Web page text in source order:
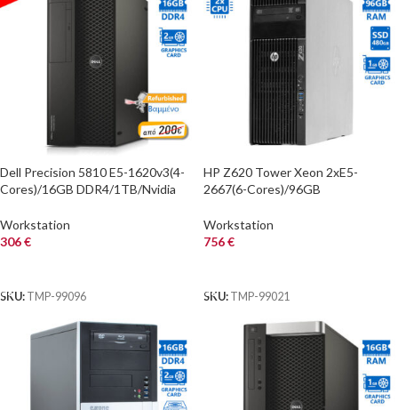
Dell Precision 5810 E5-1620v3(4-
Cores)/16GB DDR4/1TB/Nvidia
Workstation Refurbis
Workstation
306€
SKU: TMP-99096
HP Z620 Tower Xeon 2xE5-
2667(6-Cores)/96GB
1GB/DVD/7P Grade A
Workstation Refu
Workstation
756€
SKU: TMP-99021